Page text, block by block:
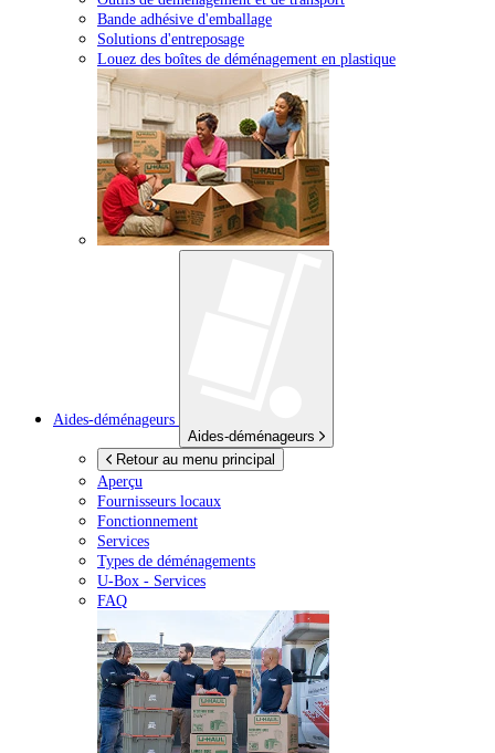
Bande adhésive d'emballage
Solutions d'entreposage
Louez des boîtes de déménagement en plastique
Aides-déménageurs
Aides-déménageurs
Retour au menu principal
Aperçu
Fournisseurs locaux
Fonctionnement
Services
Types de déménagements
U-Box - Services
FAQ